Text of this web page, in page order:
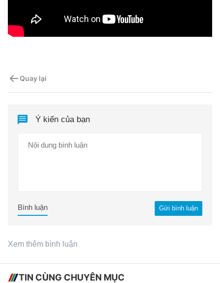
Quay lại
Ý kiến của bạn
Gửi bình luận
Bình luận
Xem thêm bình luận
TIN CÙNG CHUYÊN MỤC